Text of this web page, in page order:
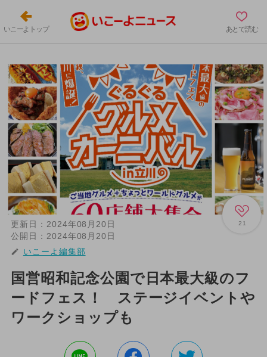
いこーよトップ あとで読む
21
更新日： 2024年08月20日
公開日： 2024年08月20日
いこーよ編集部
国営昭和記念公園で日本最大級のフ
ードフェス！ ステージイベントや
ワークショップも